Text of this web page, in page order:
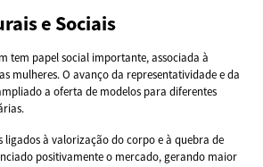
e Sociais
tem papel social importante, associada à
mulheres. O avanço da representatividade e da
a oferta de modelos para diferentes
ligados à valorização do corpo e à quebra de
positivamente o mercado, gerando maior